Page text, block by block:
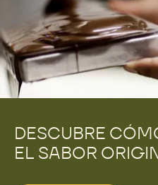
elaborar el licor de
el corazón y el alma